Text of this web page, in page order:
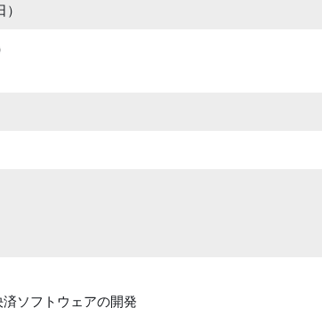
ソフトウェアの開発